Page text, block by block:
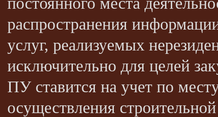
распространения
услуг, реализуемых
исключительно для целей
ПУ ставится на учет по
осуществления